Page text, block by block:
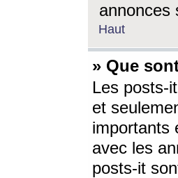
annonces
Haut
» Que
Les posts-
et
importants
avec les
posts-it